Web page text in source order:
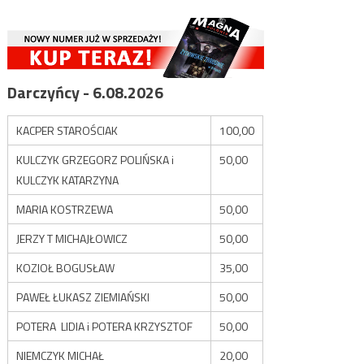
Darczyńcy - 6.08.2026
KACPER STAROŚCIAK
100,00
KULCZYK GRZEGORZ POLIŃSKA i
KULCZYK KATARZYNA
50,00
MARIA KOSTRZEWA
50,00
JERZY T MICHAJŁOWICZ
50,00
KOZIOŁ BOGUSŁAW
35,00
PAWEŁ ŁUKASZ ZIEMIAŃSKI
50,00
POTERA LIDIA i POTERA KRZYSZTOF
50,00
NIEMCZYK MICHAŁ
20,00